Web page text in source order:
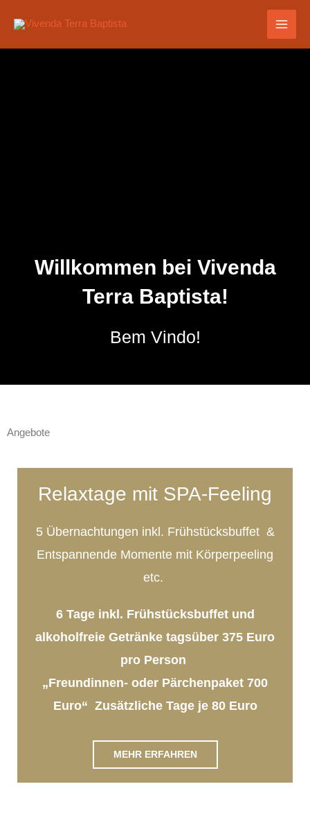
Inhalt
Willkommen bei Vivenda
Terra Baptista!
Bem Vindo!
Angebote
Relaxtage mit SPA-Feeling
5 Übernachtungen inkl. Frühstücksbuffet &
Entspannende Momente mit Körperpeeling
etc.
6 Tage inkl. Frühstücksbuffet und
alkoholfreie Getränke tagsüber 375 Euro
pro Person
„Freundinnen- oder Pärchenpaket 700
Euro“ Zusätzliche Tage je 80 Euro
MEHR ERFAHREN